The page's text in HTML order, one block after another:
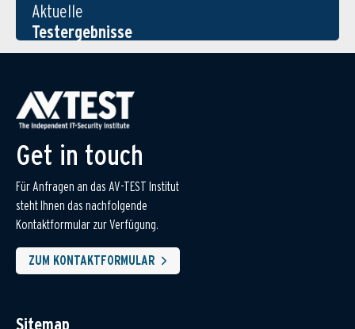
Aktuelle
Testergebnisse
Get in touch
Für Anfragen an das AV-TEST Institut
steht Ihnen das nachfolgende
Kontaktformular zur Verfügung.
ZUM KONTAKTFORMULAR
Sitemap